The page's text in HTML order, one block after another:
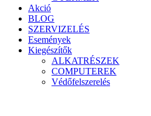
Akció
BLOG
SZERVIZELÉS
Események
Kiegészítők
ALKATRÉSZEK
COMPUTEREK
Védőfelszerelés